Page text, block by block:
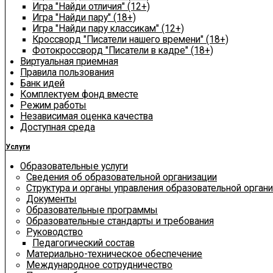
Игра "Найди отличия" (12+)
Игра "Найди пару" (18+)
Игра "Найди пару классикам" (12+)
Кроссворд "Писатели нашего времени" (18+)
Фотокроссворд "Писатели в кадре" (18+)
Виртуальная приемная
Правила пользования
Банк идей
Комплектуем фонд вместе
Режим работы
Независимая оценка качества
Доступная среда
Услуги
Образовательные услуги
Сведения об образовательной организации
Структура и органы управления образовательной
Документы
Образовательные программы
Образовательные стандарты и требования
Руководство
Педагогический состав
Материально-техническое обеспечение
Международное сотрудничество